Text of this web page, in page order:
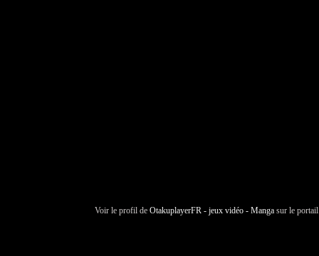
Voir le profil de OtakuplayerFR - jeux vidéo - Manga sur le